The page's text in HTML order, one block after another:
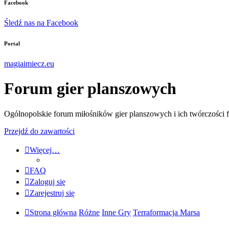
Facebook
Śledź nas na Facebook
Portal
magiaimiecz.eu
Forum gier planszowych
Ogólnopolskie forum miłośników gier planszowych i ich twórczości
Przejdź do zawartości
Więcej…
FAQ
Zaloguj się
Zarejestruj się
Strona główna Różne Inne Gry Terraformacja Marsa